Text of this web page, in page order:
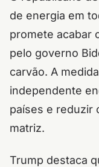
de energia em
promete acabar
pelo governo
carvão. A
independente
países e reduzir
matriz.
Trump destaca